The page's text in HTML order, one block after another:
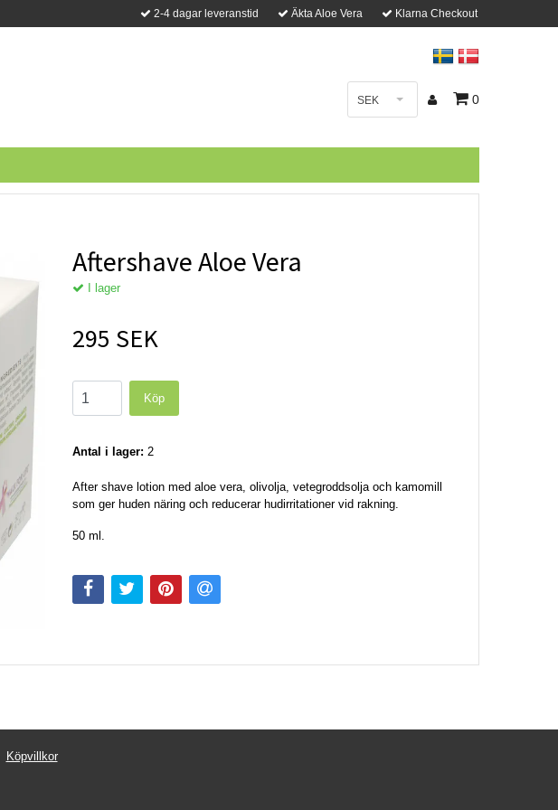
2-4 dagar leveranstid Äkta Aloe Vera Klarna Checkout
SEK 0
Aftershave Aloe Vera
I lager
295 SEK
Antal i lager: 2
After shave lotion med aloe vera, olivolja, vetegroddsolja och kamomill
som ger huden näring och reducerar hudirritationer vid rakning.
50 ml.
Köpvillkor